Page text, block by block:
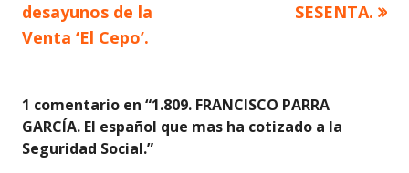
entradas
desayunos de la
Venta ‘El Cepo’.
SESENTA.
1 comentario en “1.809. FRANCISCO PARRA
GARCÍA. El español que mas ha cotizado a la
Seguridad Social.”